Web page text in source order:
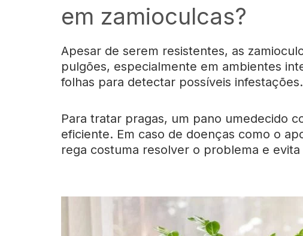
em zamioculcas?
Apesar de serem resistentes, as
pulgões, especialmente em ambientes
folhas para detectar possíveis infestações.
Para tratar pragas, um pano umedecido
eficiente. Em caso de doenças como o
rega costuma resolver o problema e evita